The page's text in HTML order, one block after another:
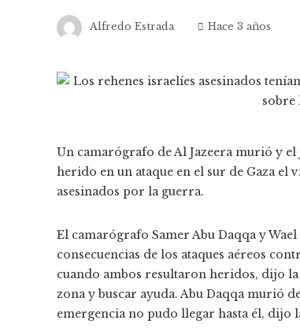
Alfredo Estrada Hace 3 años
Un camarógrafo de Al Jazeera murió y el
herido en un ataque en el sur de Gaza el
asesinados por la guerra.
El camarógrafo Samer Abu Daqqa y
consecuencias de los ataques aéreos
cuando ambos resultaron heridos, dijo
zona y buscar ayuda. Abu Daqqa murió
emergencia no pudo llegar hasta él, dijo